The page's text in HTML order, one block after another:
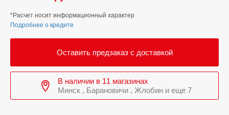
*Расчет носит информационный характер
Подробнее о кредите
Оставить предзаказ с доставкой
В наличии в 11 магазинах
Минск , Барановичи , Жлобин и еще 7